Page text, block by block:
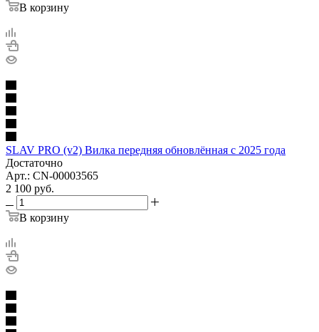
В корзину
SLAV PRO (v2) Вилка передняя обновлённая с 2025 года
Достаточно
Арт.: CN-00003565
2 100 руб.
В корзину